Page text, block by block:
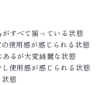
すべて揃っている状態
使用感が感じられる状態
るが大変綺麗な状態
使用感が感じられる状態
態